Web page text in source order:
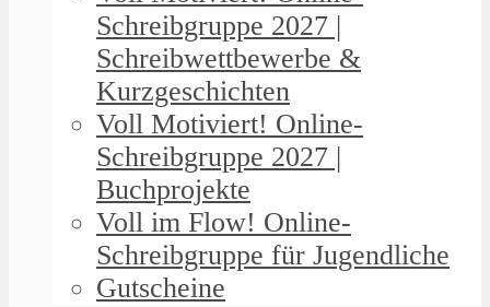
Schreibgruppe 2027 |
Schreibwettbewerbe &
Kurzgeschichten
Voll Motiviert! Online-
Schreibgruppe 2027 |
Buchprojekte
Voll im Flow! Online-
Schreibgruppe für Jugendliche
Gutscheine